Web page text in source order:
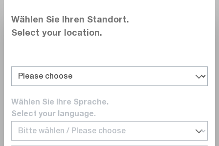
655,00 CHF
Wählen Sie Ihren Standort.
Select your location.
Wählen Sie Ihre Sprache.
Select your language.